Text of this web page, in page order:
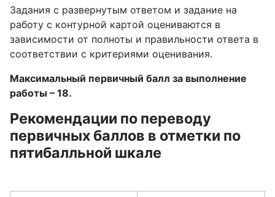
Задания с развернутым ответом и задание на
работу с контурной картой оцениваются в
зависимости от полноты и правильности ответа в
соответствии с критериями оценивания.
Максимальный первичный балл за выполнение
работы – 18.
Рекомендации по переводу
первичных баллов в отметки по
пятибалльной шкале